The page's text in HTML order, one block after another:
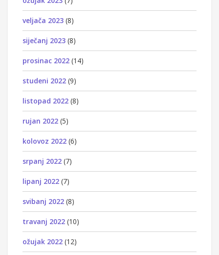
veljača 2023 (8)
siječanj 2023 (8)
prosinac 2022 (14)
studeni 2022 (9)
listopad 2022 (8)
rujan 2022 (5)
kolovoz 2022 (6)
srpanj 2022 (7)
lipanj 2022 (7)
svibanj 2022 (8)
travanj 2022 (10)
ožujak 2022 (12)